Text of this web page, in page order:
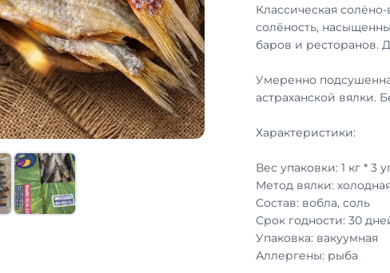
Классическая
солёность,
баров и ресторанов.
Умеренно
астраханской вялки.
Характеристики:
Вес упаковки: 1 кг * 3
Метод вялки:
Состав: вобла, соль
Срок годности: 30
Упаковка: вакуумная
Аллергены: рыба